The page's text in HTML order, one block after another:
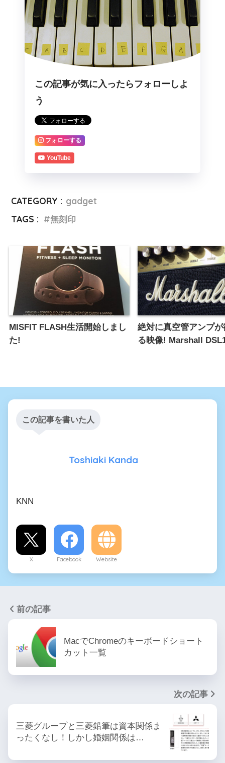
この記事が気に入ったらフォローしよ
う
フォローする
YouTube
CATEGORY : gadget
TAGS :
無刻印
MISFIT FLASH生活開始しまし
た!
絶対に真空管アンプ
る映像! Marshall
この記事を書いた人
Toshiaki Kanda
KNN
X Facebook Website
前の記事
MacでChromeのキーボードショート
カット一覧
次の記事
三菱グループと三菱鉛筆は資本関係ま
ったくなし！しかし婚姻関係は…